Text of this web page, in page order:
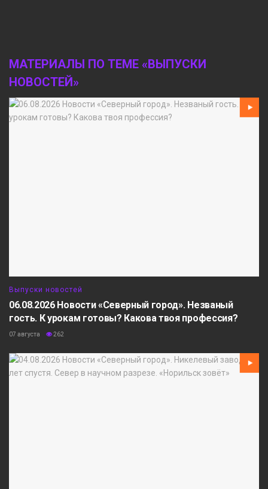
МАТЕРИАЛЫ ПО ТЕМЕ «ВЫПУСКИ
НОВОСТЕЙ»
Выпуски новостей
06.08.2026 Новости «Северный город». Незваный
гость. К урокам готовы? Какова твоя профессия?
07 августа 262